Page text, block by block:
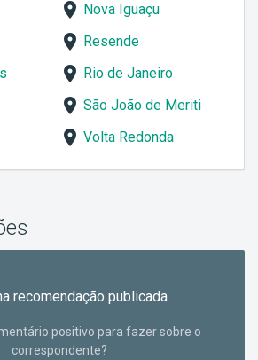
Nova Iguaçu
Resende
Rio de Janeiro
São João de Meriti
Volta Redonda
recomendação publicada
positivo para fazer sobre o
correspondente?